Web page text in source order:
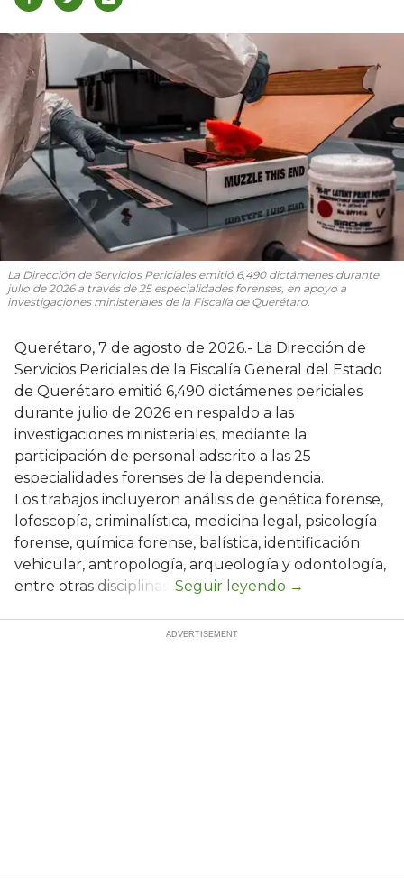
La Dirección de Servicios Periciales emitió 6,490 dictámenes durante
julio de 2026 a través de 25 especialidades forenses, en apoyo a
investigaciones ministeriales de la Fiscalía de Querétaro.
Querétaro, 7 de agosto de 2026.- La Dirección de
Servicios Periciales de la Fiscalía General del Estado
de Querétaro emitió 6,490 dictámenes periciales
durante julio de 2026 en respaldo a las
investigaciones ministeriales, mediante la
participación de personal adscrito a las 25
especialidades forenses de la dependencia.
Los trabajos incluyeron análisis de genética forense,
lofoscopía, criminalística, medicina legal, psicología
forense, química forense, balística, identificación
vehicular, antropología, arqueología y odontología,
entre otras disciplinas.